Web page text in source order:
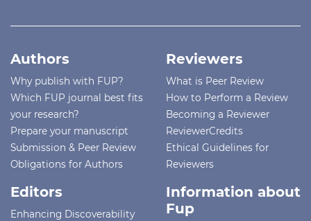
Authors
Why publish with FUP?
Which FUP journal best fits
your research?
Prepare your manuscript
Submission & Peer Review
Obligations for Authors
Reviewers
What is Peer Review
How to Perform a Review
Becoming a Reviewer
ReviewerCredits
Ethical Guidelines for
Reviewers
Editors
Enhancing Discoverability
Information about
Fup